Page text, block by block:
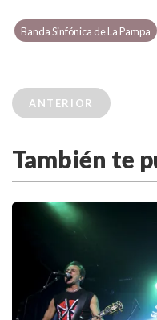
Banda Sinfónica de La Pampa
ANTERIOR
También te